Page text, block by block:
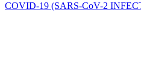
COVID-19 (SARS-CoV-2